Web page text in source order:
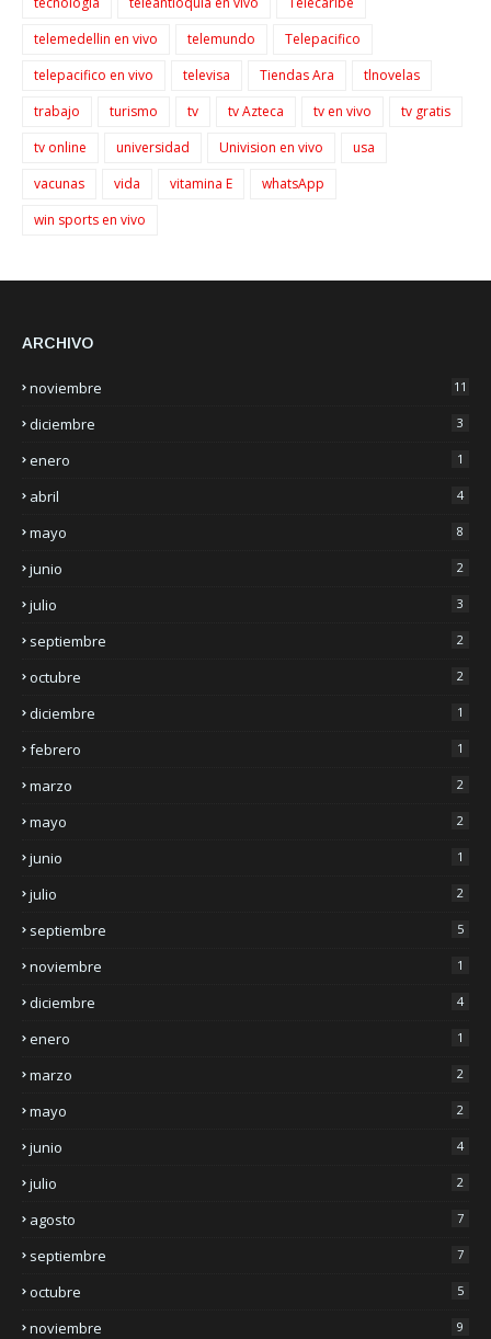
telemedellin en vivo
telemundo
Telepacifico
telepacifico en vivo
televisa Tiendas Ara
tlnovelas
trabajo
turismo tv tv Azteca tv en vivo
tv gratis
tv online
universidad Univision en vivo
usa
vacunas
vida vitamina E
whatsApp
win sports en vivo
ARCHIVO
noviembre 11
diciembre 3
enero 1
abril 4
mayo 8
junio 2
julio 3
septiembre 2
octubre 2
diciembre 1
febrero 1
marzo 2
mayo 2
junio 1
julio 2
septiembre 5
noviembre 1
diciembre 4
enero 1
marzo 2
mayo 2
junio 4
julio 2
agosto 7
septiembre 7
octubre 5
noviembre 9